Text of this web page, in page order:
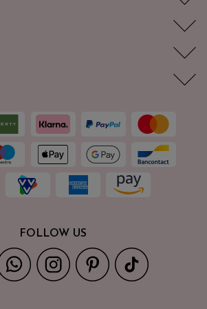
FOLLOW US